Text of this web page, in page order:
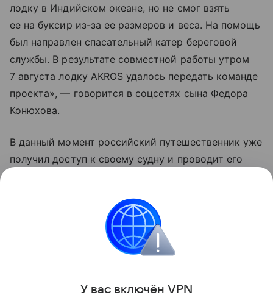
лодку в Индийском океане, но не смог взять
ее на буксир из-за ее размеров и веса. На помощь
был направлен спасательный катер береговой
службы. В результате совместной работы утром
7 августа лодку AKROS удалось передать команде
проекта», — говорится в соцсетях сына Федора
Конюхова.
В данный момент российский путешественник уже
получил доступ к своему судну и проводит его
Знаменитости Туризм
Поделиться
У вас включён VPN